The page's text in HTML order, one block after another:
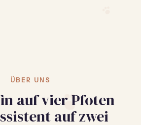
ÜBER UNS
auf vier Pfoten
auf zwei